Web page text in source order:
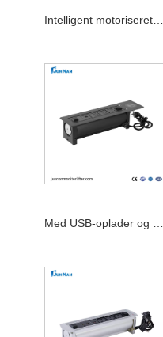
Intelligent motoriseret køkkenbordplade elektrisk pop-up bordpladestik